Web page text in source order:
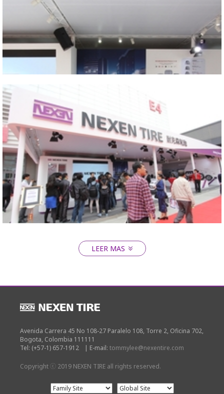
2014 AUTO CHINA
2014 AUTO CHINA
LEER MAS
Avenida Carrera 45 No 108-27 Paralelo 108, Torre 2, Oficina 702,
Bogota, Colombia 111111
Tel: (+57-1) 657-1912
| E-mail: tommylee@nexentire.com
Copyright ⓒ 2019 NEXEN TIRE all rights reserved.